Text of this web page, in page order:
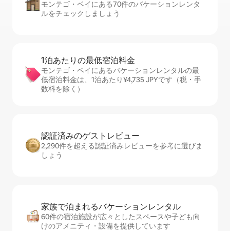
モンテゴ・ベイにある70件のバケーションレンタ
ルをチェックしましょう
1泊あたりの最⁠低⁠宿⁠泊⁠料⁠金
モンテゴ・ベイにあるバケーションレンタルの最
低宿泊料金は、1泊あたり¥4,735 JPYです（税・手
数料を除く）
認証済みのゲ⁠ス⁠ト⁠レ⁠ビ⁠ュ⁠ー
2,290件を超える認証済みレビューを参考に選びま
しょう
家族で泊まれるバ⁠ケ⁠ー⁠シ⁠ョ⁠ンレ⁠ン⁠タ⁠ル
60件の宿泊施設が広々としたスペースや子ども向
けのアメニティ・設備を提供しています